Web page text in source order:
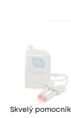
Skvelý